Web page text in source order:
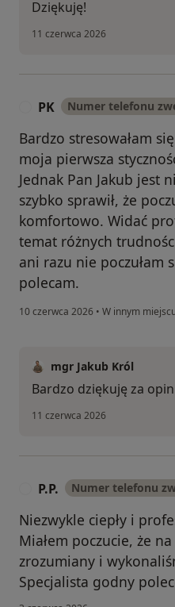
Dziękuję!
11 czerwca 2026
PK Numer telefonu
Bardzo stresowałam
moja pierwsza
Jednak Pan Jakub jest
szybko sprawił, że
komfortowo. Widać
temat różnych
ani razu nie poczułam
polecam.
10 czerwca 2026 • W innym
mgr Jakub Król
Bardzo dziękuję za
11 czerwca 2026
P.P. Numer telefonu
Niezwykle ciepły i
Miałem poczucie, że
zrozumiany i
Specjalista godny